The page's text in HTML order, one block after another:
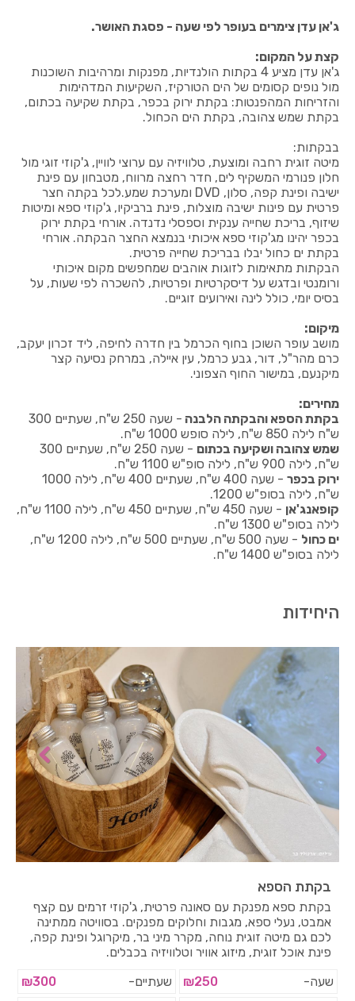
ג'אן עדן צימרים בעופר לפי שעה - פסגת האושר.
קצת על המקום:
ג'אן עדן מציע 4 בקתות הולנדיות, מפנקות ומרהיבות השוכנות
מול נופים קסומים של הים הטורקיז, השקיעות המדהימות
והזריחות המהפנטות: בקתת ירוק בכפר, בקתת שקיעה בכתום,
בקתת שמש צהובה, בקתת הים הכחול.
בבקתות:
מיטה זוגית רחבה ומוצעת, טלוויזיה עם ערוצי לוויין, ג'קוזי זוגי מול
חלון פנורמי המשקיף לים, חדר רחצה מרווח, מטבחון עם פינת
ישיבה ופינת קפה, סלון, DVD ומערכת שמע.לכל בקתה חצר
פרטית עם פינות ישיבה מוצלות, פינת ברביקיו, ג'קוזי ספא ומיטות
שיזוף, בריכת שחייה ענקית וספסלי נדנדה. אורחי בקתת ירוק
בכפר יהינו מג'קוזי ספא איכותי בנמצא החצר הבקתה. אורחי
בקתת ים כחול יבלו בבריכת שחייה פרטית.
הבקתות מתאימות לזוגות אוהבים שמחפשים מקום איכותי
ורומנטי ובדגש על דיסקרטיות ופרטיות, להשכרה לפי שעות, על
בסיס יומי, כולל לינה ואירועים זוגיים.
מיקום:
מושב עופר השוכן בחוף הכרמל בין חדרה לחיפה, ליד זכרון יעקב,
כרם מהר"ל, דור, גבע כרמל, עין איילה, במרחק נסיעה קצר
מיקנעם, במישור החוף הצפוני.
מחירים:
בקתת הספא והבקתה הלבנה
- שעה 250 ש"ח, שעתיים 300
ש"ח לילה 850 ש"ח, לילה סופש 1000 ש"ח.
שמש צהובה ושקיעה בכתום
- שעה 250 ש"ח, שעתיים 300
ש"ח, לילה 900 ש"ח, לילה סופ"ש 1100 ש"ח.
ירוק בכפר
- שעה 400 ש"ח, שעתיים 400 ש"ח, לילה 1000
ש"ח, לילה בסופ"ש 1200.
קופאנג'אן
- שעה 450 ש"ח, שעתיים 450 ש"ח, לילה 1100 ש"ח,
לילה בסופ"ש 1300 ש"ח.
ים כחול
- שעה 500 ש"ח, שעתיים 500 ש"ח, לילה 1200 ש"ח,
לילה בסופ"ש 1400 ש"ח.
היחידות
בקתת הספא
בקתת ספא מפנקת עם סאונה פרטית, ג'קוזי זרמים עם קצף
אמבט, נעלי ספא, מגבות וחלוקים מפנקים. בסוויטה ממתינה
לכם גם מיטה זוגית נוחה, מקרר מיני בר, מיקרוגל ופינת קפה,
פינת אוכל זוגית, מיזוג אוויר וטלוויזיה בכבלים.
שעה-
₪250 שעתיים-
₪300